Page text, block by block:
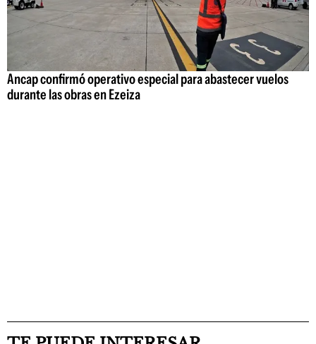
Ancap confirmó operativo especial para abastecer vuelos
durante las obras en Ezeiza